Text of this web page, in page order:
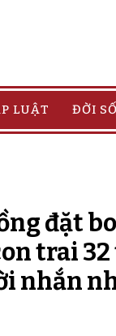
LUẬT ĐỜI
đặt
trai
nhắn